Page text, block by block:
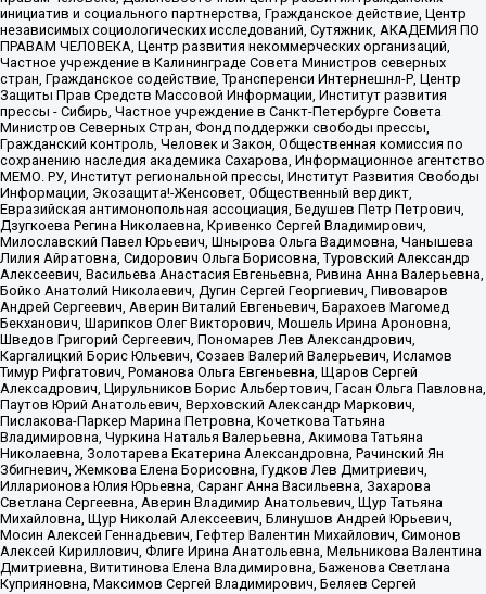
инициатив и социального партнерства, Гражданское действие, Центр
независимых социологических исследований, Сутяжник, АКАДЕМИЯ ПО
ПРАВАМ ЧЕЛОВЕКА, Центр развития некоммерческих организаций,
Частное учреждение в Калининграде Совета Министров северных
стран, Гражданское содействие, Трансперенси Интернешнл-Р, Центр
Защиты Прав Средств Массовой Информации, Институт развития
прессы - Сибирь, Частное учреждение в Санкт-Петербурге Совета
Министров Северных Стран, Фонд поддержки свободы прессы,
Гражданский контроль, Человек и Закон, Общественная комиссия по
сохранению наследия академика Сахарова, Информационное агентство
МЕМО. РУ, Институт региональной прессы, Институт Развития Свободы
Информации, Экозащита!-Женсовет, Общественный вердикт,
Евразийская антимонопольная ассоциация, Бедушев Петр Петрович,
Дзугкоева Регина Николаевна, Кривенко Сергей Владимирович,
Милославский Павел Юрьевич, Шнырова Ольга Вадимовна, Чанышева
Лилия Айратовна, Сидорович Ольга Борисовна, Туровский Александр
Алексеевич, Васильева Анастасия Евгеньевна, Ривина Анна Валерьевна,
Бойко Анатолий Николаевич, Дугин Сергей Георгиевич, Пивоваров
Андрей Сергеевич, Аверин Виталий Евгеньевич, Барахоев Магомед
Бекханович, Шарипков Олег Викторович, Мошель Ирина Ароновна,
Шведов Григорий Сергеевич, Пономарев Лев Александрович,
Каргалицкий Борис Юльевич, Созаев Валерий Валерьевич, Исламов
Тимур Рифгатович, Романова Ольга Евгеньевна, Щаров Сергей
Алексадрович, Цирульников Борис Альбертович, Гасан Ольга Павловна,
Паутов Юрий Анатольевич, Верховский Александр Маркович,
Пислакова-Паркер Марина Петровна, Кочеткова Татьяна
Владимировна, Чуркина Наталья Валерьевна, Акимова Татьяна
Николаевна, Золотарева Екатерина Александровна, Рачинский Ян
Збигневич, Жемкова Елена Борисовна, Гудков Лев Дмитриевич,
Илларионова Юлия Юрьевна, Саранг Анна Васильевна, Захарова
Светлана Сергеевна, Аверин Владимир Анатольевич, Щур Татьяна
Михайловна, Щур Николай Алексеевич, Блинушов Андрей Юрьевич,
Мосин Алексей Геннадьевич, Гефтер Валентин Михайлович, Симонов
Алексей Кириллович, Флиге Ирина Анатольевна, Мельникова Валентина
Дмитриевна, Вититинова Елена Владимировна, Баженова Светлана
Куприяновна, Максимов Сергей Владимирович, Беляев Сергей